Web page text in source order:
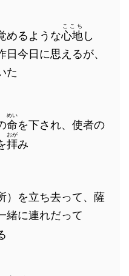
めるような心地
ここち
し
今日に思えるが、
た
命
めい
を下され、使者の
拝
おが
み
）を立ち去って、薩
緒に連れだって